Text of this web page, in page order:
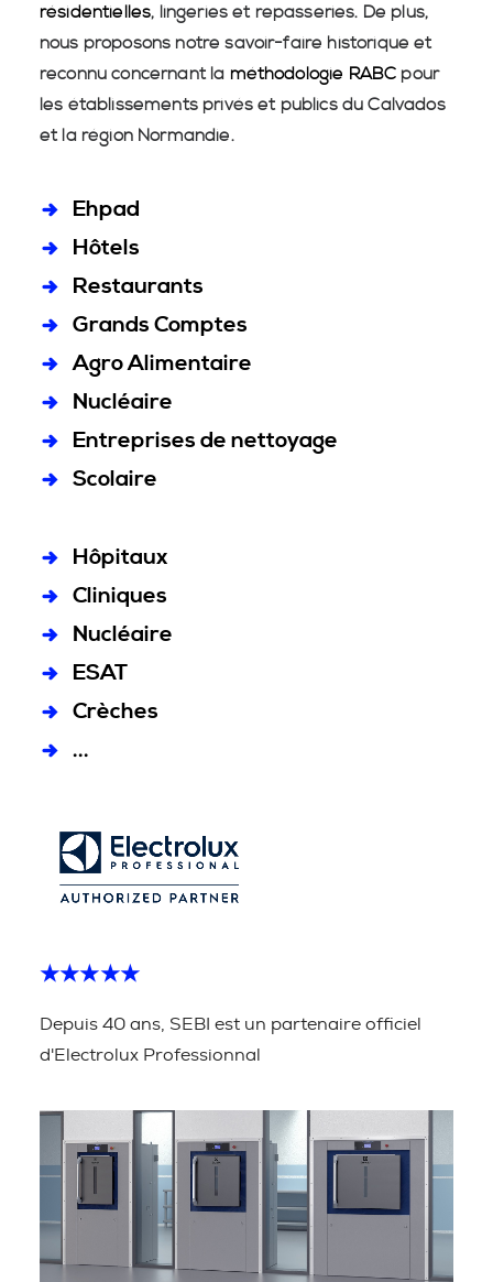
résidentielles, lingeries et repasseries. De plus,
nous proposons notre savoir-faire historique et
reconnu concernant la méthodologie RABC pour
les établissements privés et publics du Calvados
et la région Normandie.
Ehpad
Hôtels
Restaurants
Grands Comptes
Agro Alimentaire
Nucléaire
Entreprises de nettoyage
Scolaire
Hôpitaux
Cliniques
Nucléaire
ESAT
Crèches
...
★★★★★
Depuis 40 ans, SEBI est un partenaire officiel
d'Electrolux Professionnal